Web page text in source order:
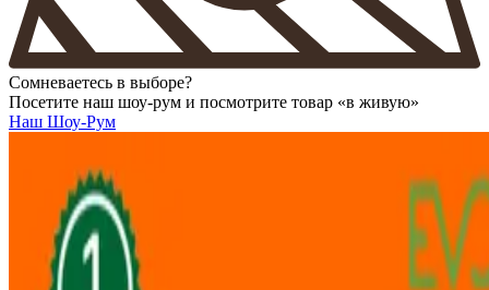
Сомневаетесь в выборе?
Посетите наш шоу-рум и посмотрите товар «в живую»
Наш Шоу-Рум